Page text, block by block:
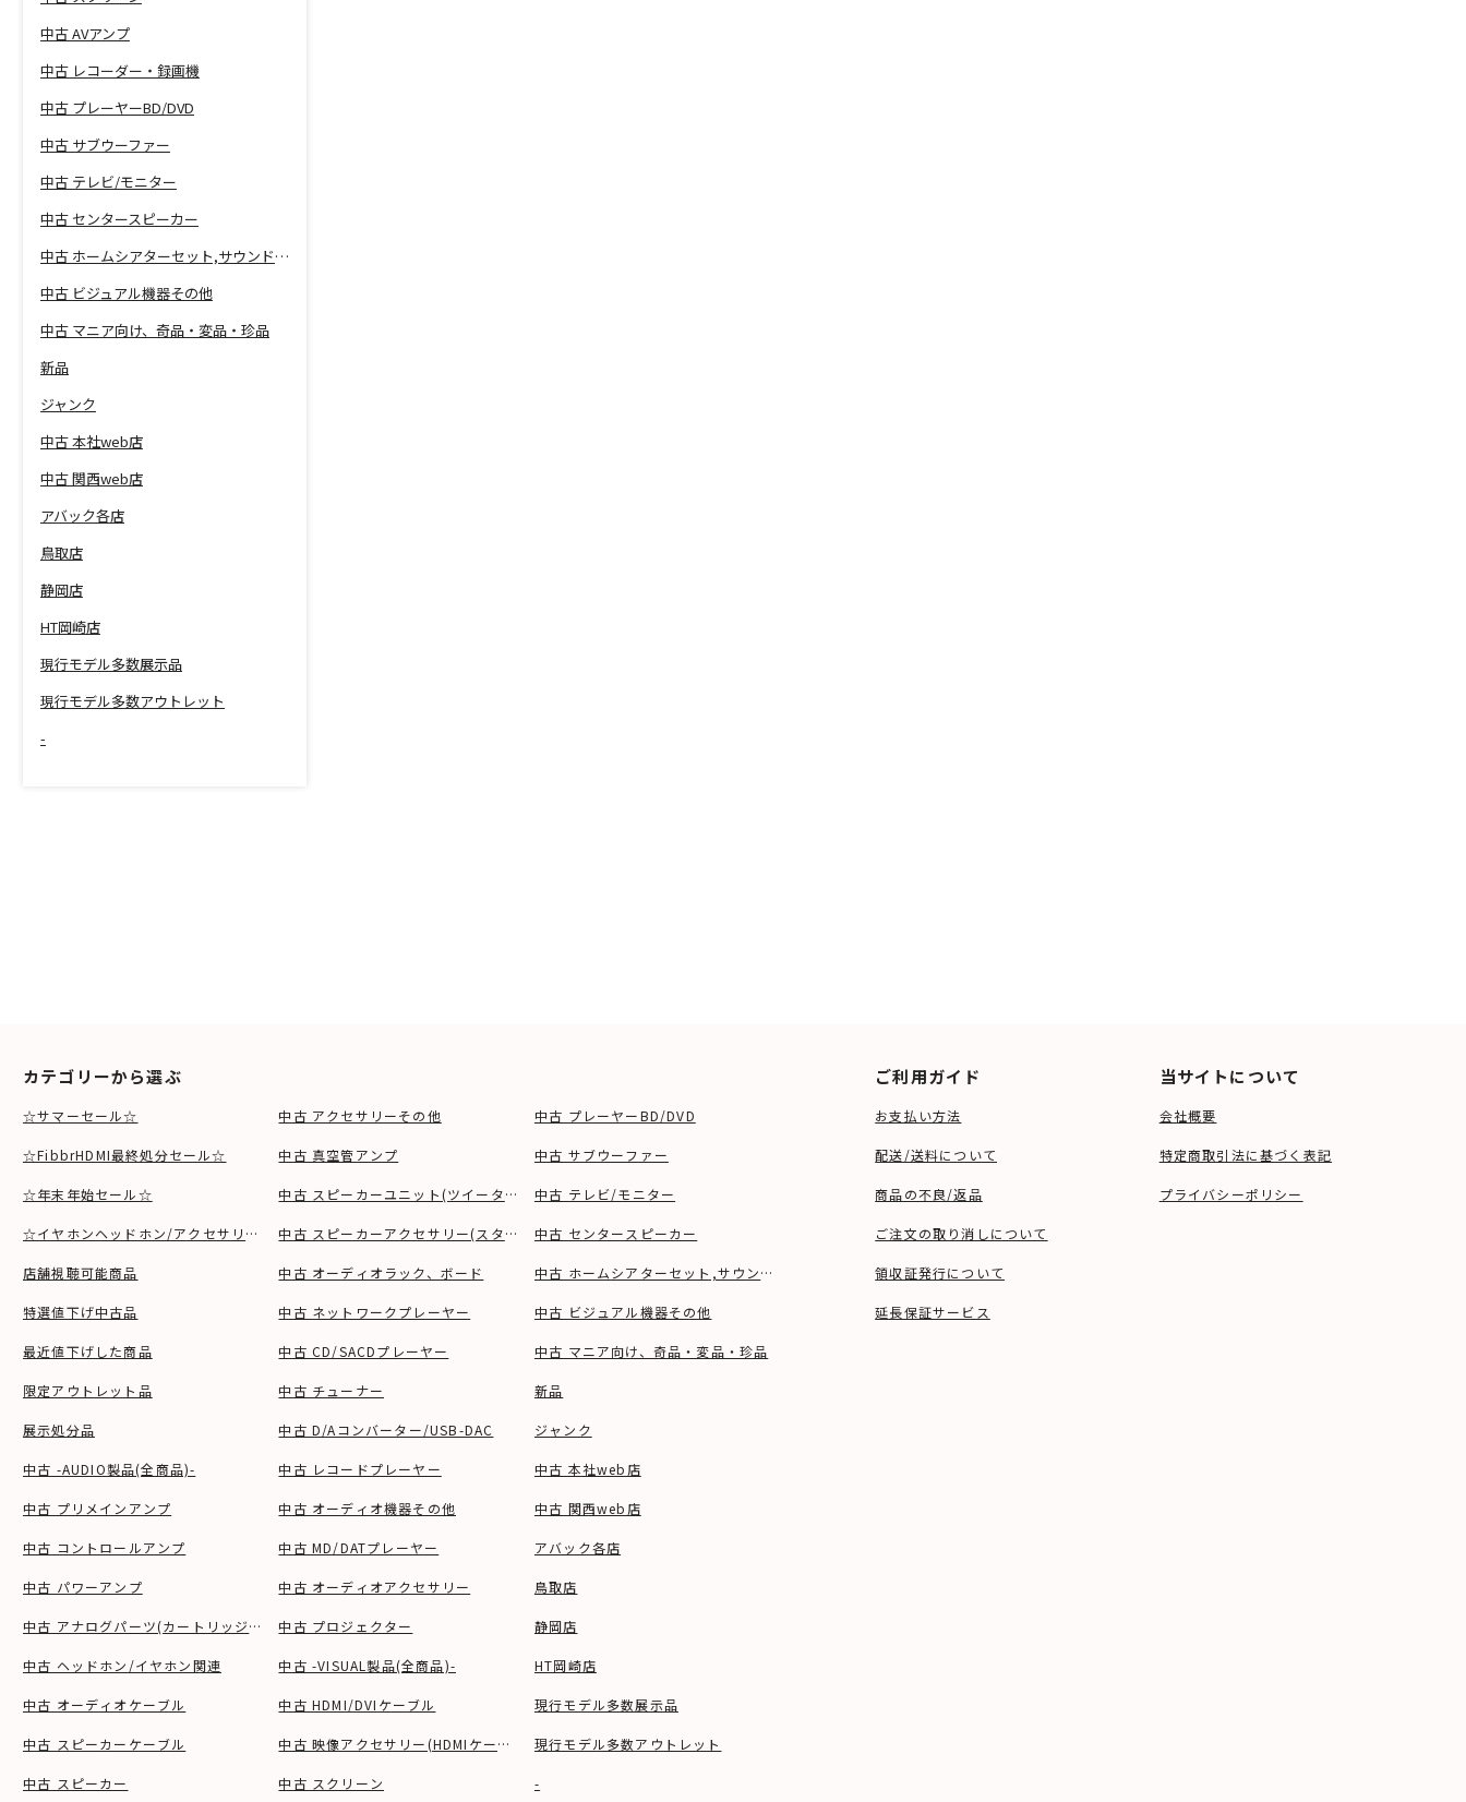
中古 AVアンプ
中古 レコーダー・録画機
中古 プレーヤーBD/DVD
中古 サブウーファー
中古 テレビ/モニター
中古 センタースピーカー
中古 ホームシアターセット,サウンドバー
中古 ビジュアル機器その他
中古 マニア向け、奇品・変品・珍品
新品
ジャンク
中古 本社web店
中古 関西web店
アバック各店
鳥取店
静岡店
HT岡崎店
現行モデル多数展示品
現行モデル多数アウトレット
-
カテゴリーから選ぶ
☆サマーセール☆
☆FibbrHDMI最終処分セール☆
☆年末年始セール☆
☆イヤホンヘッドホン/アクセサリSALE☆
店舗視聴可能商品
特選値下げ中古品
最近値下げした商品
限定アウトレット品
展示処分品
中古 -AUDIO製品(全商品)-
中古 プリメインアンプ
中古 コントロールアンプ
中古 パワーアンプ
中古 アナログパーツ(カートリッジ、シェル等)
中古 ヘッドホン/イヤホン関連
中古 オーディオケーブル
中古 スピーカーケーブル
中古 スピーカー
中古 アクセサリーその他
中古 真空管アンプ
中古 スピーカーユニット(ツイーター、ウーファー等)
中古 スピーカーアクセサリー(スタンド等)
中古 オーディオラック、ボード
中古 ネットワークプレーヤー
中古 CD/SACDプレーヤー
中古 チューナー
中古 D/Aコンバーター/USB-DAC
中古 レコードプレーヤー
中古 オーディオ機器その他
中古 MD/DATプレーヤー
中古 オーディオアクセサリー
中古 プロジェクター
中古 -VISUAL製品(全商品)-
中古 HDMI/DVIケーブル
中古 映像アクセサリー(HDMIケーブル等)
中古 スクリーン
中古 プレーヤーBD/DVD
中古 サブウーファー
中古 テレビ/モニター
中古 センタースピーカー
中古 ホームシアターセット,サウンドバー
中古 ビジュアル機器その他
中古 マニア向け、奇品・変品・珍品
新品
ジャンク
中古 本社web店
中古 関西web店
アバック各店
鳥取店
静岡店
HT岡崎店
現行モデル多数展示品
現行モデル多数アウトレット
-
ご利用ガイド
お支払い方法
配送/送料について
商品の不良/返品
ご注文の取り消しについて
領収証発行について
延長保証サービス
当サイトについて
会社概要
特定商取引法に基づく表記
プライバシーポリシー